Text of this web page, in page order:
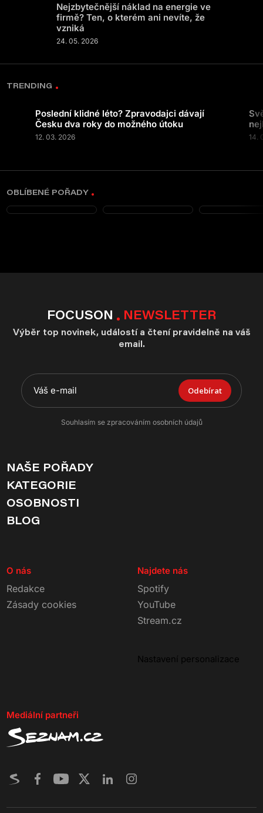
Nejzbytečnější náklad na energie ve
firmě? Ten, o kterém ani nevíte, že
vzniká
24. 05. 2026
TRENDING
Poslední klidné léto? Zpravodajci dávají
Česku dva roky do možného útoku
12. 03. 2026 14.
OBLÍBENÉ POŘADY
FOCUSON NEWSLETTER
Výběr top novinek, událostí a čtení pravidelně na váš
email.
Odebírat
Souhlasím se zpracováním osobních údajů
NAŠE POŘADY
KATEGORIE
OSOBNOSTI
BLOG
O nás
Redakce
Zásady cookies
Najdete nás
Spotify
YouTube
Stream.cz
Nastavení personalizace
Mediální partneři